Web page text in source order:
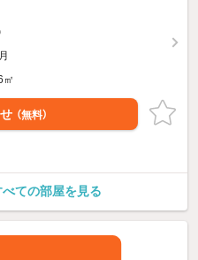
㎡
（無料）
ての部屋を見る